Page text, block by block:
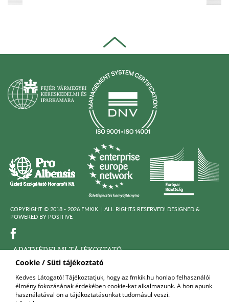
Cookie / Süti tájékoztató
Kedves Látogató! Tájékoztatjuk, hogy az fmkik.hu honlap felhasználói
élmény fokozásának érdekében cookie-kat alkalmazunk. A honlapunk
használatával ön a tájékoztatásunkat tudomásul veszi.
COPYRIGHT © 2018 - 2026 FMKIK. | ALL RIGHTS RESERVED! DESIGNED &
POWERED BY POSITIVE
ADATVÉDELMI TÁJÉKOZTATÓ
FELNŐTTKÉPZŐ SZERVEZET